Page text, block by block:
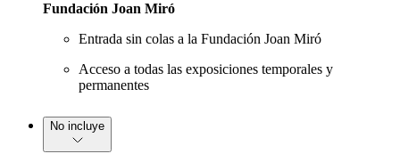
Fundación Joan Miró
Entrada sin colas a la Fundación Joan Miró
Acceso a todas las exposiciones temporales y
permanentes
No incluye